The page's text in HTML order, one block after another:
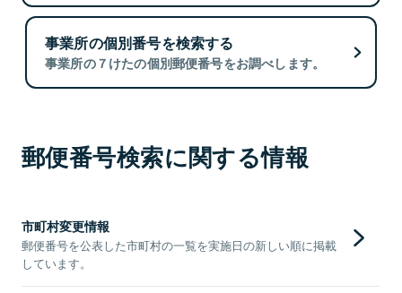
事業所の個別番号を検索する
事業所の７けたの個別郵便番号をお調べします。
郵便番号検索に関する情報
市町村変更情報
郵便番号を公表した市町村の一覧を実施日の新しい順に掲載
しています。